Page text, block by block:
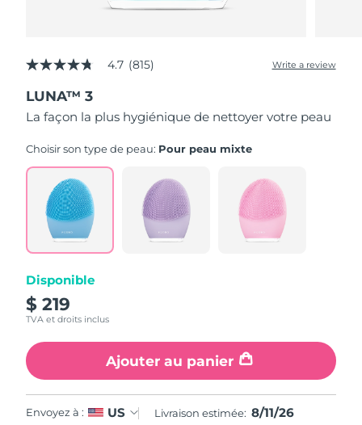
4.7
of
5
stars,
rating
Read
Reviews.
Same
page
link.
4.7 (815) Write a review
LUNA™ 3
La façon la plus hygiénique de nettoyer votre peau
Choisir son type de peau: Pour peau mixte
Disponible
$ 219
TVA et droits inclus
Ajouter au panier
Envoyez à : US Livraison estimée: 8/11/26